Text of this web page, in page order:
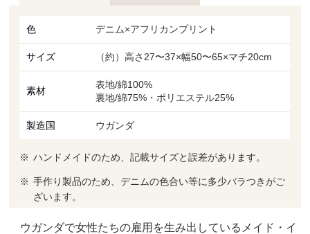
色 デニム×アフリカンプリント
サイズ （約）高さ27〜37×幅50〜65×マチ20cm
素材
表地/綿100%
裏地/綿75%・ポリエステル25%
製造国 ウガンダ
ハンドメイドのため、記載サイズと誤差があります。
手作り製品のため、デニムの色合い等に多少バラつきがご
ざいます。
ウガンダで女性たちの雇用を生み出しているメイド・イ